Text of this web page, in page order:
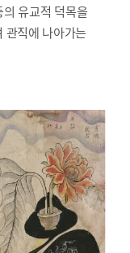
의 유교적 덕목을
관직에 나아가는